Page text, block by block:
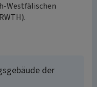
Westfälischen
der